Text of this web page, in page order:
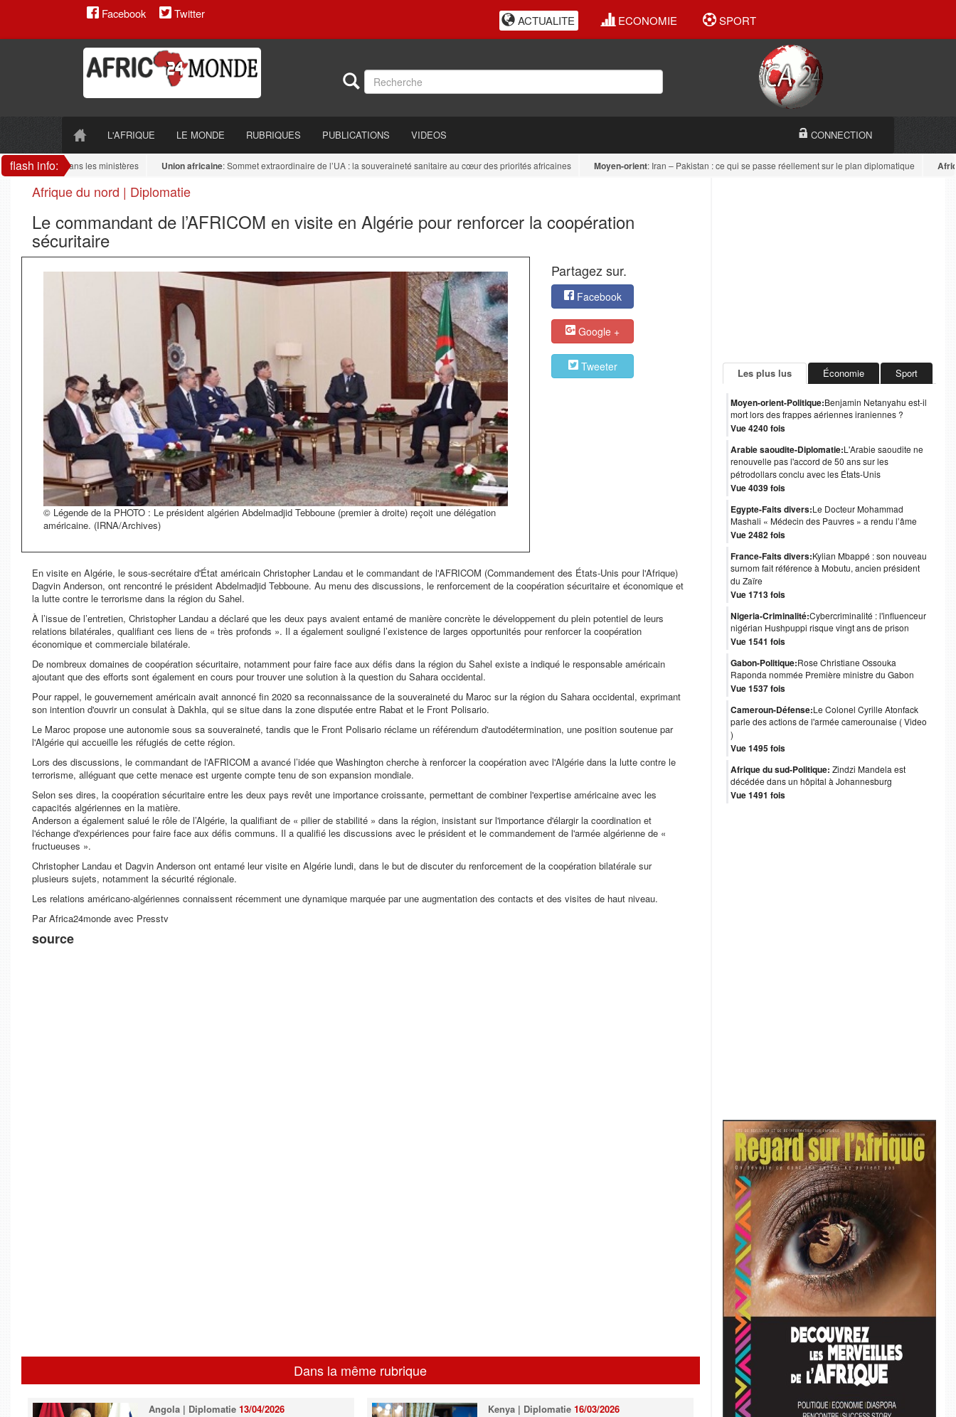
Facebook Twitter ACTUALITE ECONOMIE SPORT
L'AFRIQUE LE MONDE RUBRIQUES PUBLICATIONS VIDEOS CONNECTION
flash info:dans les ministères Union africaine: Sommet extraordinaire de l’UA : la souveraineté sanitaire au cœur des priorités africaines Moyen-orient: Iran – Pakistan : ce qui se passe réellement sur le plan diplomatique Afrique
Afrique du nord | Diplomatie
Le commandant de l’AFRICOM en visite en Algérie pour renforcer la coopération
sécuritaire
© Légende de la PHOTO : Le président algérien Abdelmadjid Tebboune (premier à droite) reçoit une délégation
américaine. (IRNA/Archives)
Partagez sur.
Facebook
Google +
Tweeter
En visite en Algérie, le sous-secrétaire d'État américain Christopher Landau et le commandant de l'AFRICOM (Commandement des États-Unis pour l'Afrique)
Dagvin Anderson, ont rencontré le président Abdelmadjid Tebboune. Au menu des discussions, le renforcement de la coopération sécuritaire et économique et
la lutte contre le terrorisme dans la région du Sahel.
À l’issue de l’entretien, Christopher Landau a déclaré que les deux pays avaient entamé de manière concrète le développement du plein potentiel de leurs
relations bilatérales, qualifiant ces liens de « très profonds ». Il a également souligné l’existence de larges opportunités pour renforcer la coopération
économique et commerciale bilatérale.
De nombreux domaines de coopération sécuritaire, notamment pour faire face aux défis dans la région du Sahel existe a indiqué le responsable américain
ajoutant que des efforts sont également en cours pour trouver une solution à la question du Sahara occidental.
Pour rappel, le gouvernement américain avait annoncé fin 2020 sa reconnaissance de la souveraineté du Maroc sur la région du Sahara occidental, exprimant
son intention d'ouvrir un consulat à Dakhla, qui se situe dans la zone disputée entre Rabat et le Front Polisario.
Le Maroc propose une autonomie sous sa souveraineté, tandis que le Front Polisario réclame un référendum d'autodétermination, une position soutenue par
l'Algérie qui accueille les réfugiés de cette région.
Lors des discussions, le commandant de l'AFRICOM a avancé l’idée que Washington cherche à renforcer la coopération avec l'Algérie dans la lutte contre le
terrorisme, alléguant que cette menace est urgente compte tenu de son expansion mondiale.
Selon ses dires, la coopération sécuritaire entre les deux pays revêt une importance croissante, permettant de combiner l'expertise américaine avec les
capacités algériennes en la matière.
Anderson a également salué le rôle de l’Algérie, la qualifiant de « pilier de stabilité » dans la région, insistant sur l'importance d'élargir la coordination et
l'échange d'expériences pour faire face aux défis communs. Il a qualifié les discussions avec le président et le commandement de l'armée algérienne de «
fructueuses ».
Christopher Landau et Dagvin Anderson ont entamé leur visite en Algérie lundi, dans le but de discuter du renforcement de la coopération bilatérale sur
plusieurs sujets, notamment la sécurité régionale.
Les relations américano-algériennes connaissent récemment une dynamique marquée par une augmentation des contacts et des visites de haut niveau.
Par Africa24monde avec Presstv
source
Dans la même rubrique
Angola | Diplomatie13/04/2026
Kenya | Diplomatie 16/03/2026
Les plus lus Économie Sport
Moyen-orient-Politique:Benjamin Netanyahu est-il
mort lors des frappes aériennes iraniennes ?
Vue 4240 fois
Arabie saoudite-Diplomatie:L'Arabie saoudite ne
renouvelle pas l'accord de 50 ans sur les
pétrodollars conclu avec les États-Unis
Vue 4039 fois
Egypte-Faits divers:Le Docteur Mohammad
Mashali « Médecin des Pauvres » a rendu l’âme
Vue 2482 fois
France-Faits divers:Kylian Mbappé : son nouveau
surnom fait référence à Mobutu, ancien président
du Zaïre
Vue 1713 fois
Nigeria-Criminalité:Cybercriminalité : l'influenceur
nigérian Hushpuppi risque vingt ans de prison
Vue 1541 fois
Gabon-Politique:Rose Christiane Ossouka
Raponda nommée Première ministre du Gabon
Vue 1537 fois
Cameroun-Défense:Le Colonel Cyrille Atonfack
parle des actions de l'armée camerounaise ( Video
)
Vue 1495 fois
Afrique du sud-Politique: Zindzi Mandela est
décédée dans un hôpital à Johannesburg
Vue 1491 fois